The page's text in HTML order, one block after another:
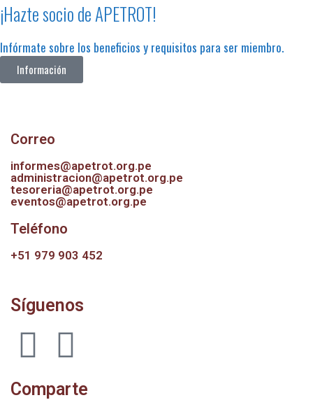
¡Hazte socio de APETROT!
Infórmate sobre los beneficios y requisitos para ser miembro.
Información
Correo
informes@apetrot.org.pe
administracion@apetrot.org.pe
tesoreria@apetrot.org.pe
eventos@apetrot.org.pe
Teléfono
+51 979 903 452
Síguenos
Comparte